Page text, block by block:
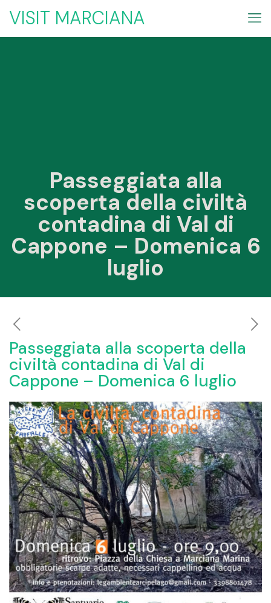
VISIT MARCIANA
Passeggiata alla
scoperta della civiltà
contadina di Val di
Cappone – Domenica 6
luglio
Passeggiata alla scoperta della
civiltà contadina di Val di
Cappone – Domenica 6 luglio